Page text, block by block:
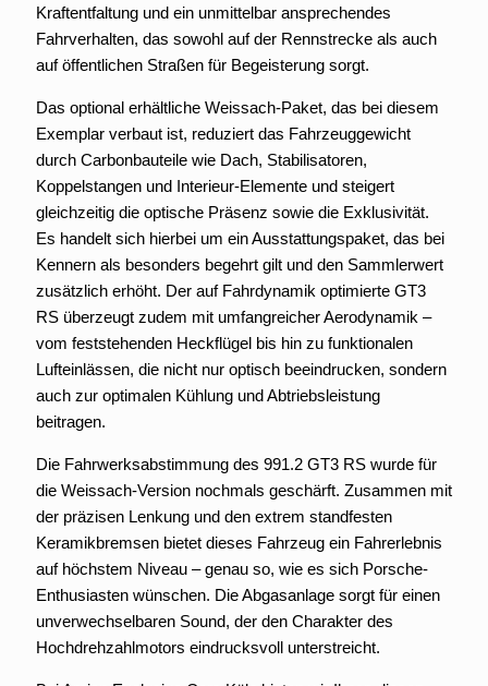
Kraftentfaltung und ein unmittelbar ansprechendes
Fahrverhalten, das sowohl auf der Rennstrecke als auch
auf öffentlichen Straßen für Begeisterung sorgt.
Das optional erhältliche Weissach-Paket, das bei diesem
Exemplar verbaut ist, reduziert das Fahrzeuggewicht
durch Carbonbauteile wie Dach, Stabilisatoren,
Koppelstangen und Interieur-Elemente und steigert
gleichzeitig die optische Präsenz sowie die Exklusivität.
Es handelt sich hierbei um ein Ausstattungspaket, das bei
Kennern als besonders begehrt gilt und den Sammlerwert
zusätzlich erhöht. Der auf Fahrdynamik optimierte GT3
RS überzeugt zudem mit umfangreicher Aerodynamik –
vom feststehenden Heckflügel bis hin zu funktionalen
Lufteinlässen, die nicht nur optisch beeindrucken, sondern
auch zur optimalen Kühlung und Abtriebsleistung
beitragen.
Die Fahrwerksabstimmung des 991.2 GT3 RS wurde für
die Weissach-Version nochmals geschärft. Zusammen mit
der präzisen Lenkung und den extrem standfesten
Keramikbremsen bietet dieses Fahrzeug ein Fahrerlebnis
auf höchstem Niveau – genau so, wie es sich Porsche-
Enthusiasten wünschen. Die Abgasanlage sorgt für einen
unverwechselbaren Sound, der den Charakter des
Hochdrehzahlmotors eindrucksvoll unterstreicht.